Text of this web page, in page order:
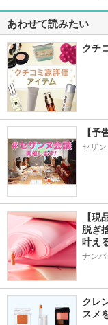
あわせて読みたい
クチ
【予
セザン
【現
脱ぎ
叶え
ナン
クレ
スメ